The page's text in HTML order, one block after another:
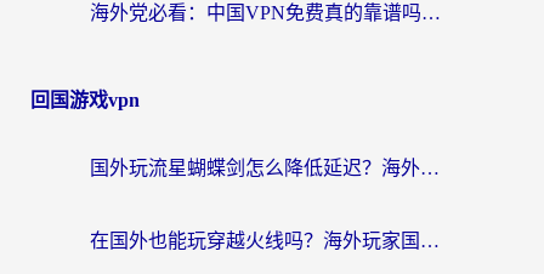
海外党必看：中国VPN免费真的靠谱吗？手把手教你选对回国加速器
回国游戏vpn
国外玩流星蝴蝶剑怎么降低延迟？海外党必看的加速秘籍（含欧洲鸣潮&彩虹岛优化攻略）
在国外也能玩穿越火线吗？海外玩家国服游戏畅玩终极指南